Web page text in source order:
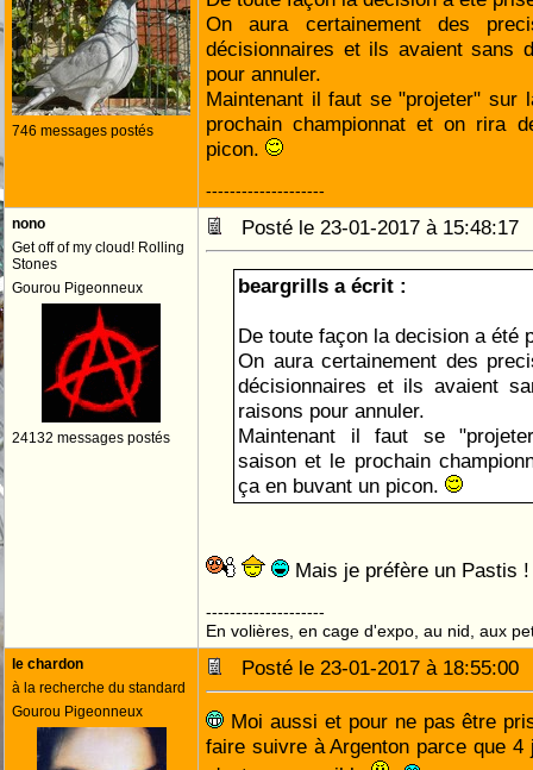
746 messages postés
On aura certainement des
décisionnaires et ils avaient sans
pour annuler.
Maintenant il faut se "projeter" sur
prochain championnat et on rira
picon.
--------------------
nono
Get off of my cloud! Rolling
Stones
Gourou Pigeonneux
24132 messages postés
Posté le 23-01-2017 à
beargrills a écrit :
De toute façon la decision a été
On aura certainement des
décisionnaires et ils avaient
raisons pour annuler.
Maintenant il faut se
saison et le prochain
ça en buvant un picon.
Mais je préfère un Pastis
--------------------
En volières, en cage d'expo, au nid, aux
le chardon
à la recherche du standard
Gourou Pigeonneux
Posté le 23-01-2017 à
Moi aussi et pour ne pas être
faire suivre à Argenton parce que 4